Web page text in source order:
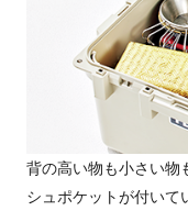
背の高い物も小さい物
シュポケットが付いて